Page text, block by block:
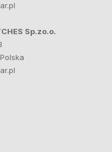
Sp.zo.o.